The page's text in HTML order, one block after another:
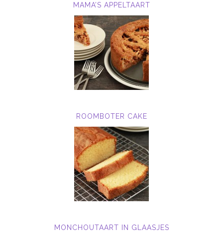
MAMA’S APPELTAART
ROOMBOTER CAKE
MONCHOUTAART IN GLAASJES